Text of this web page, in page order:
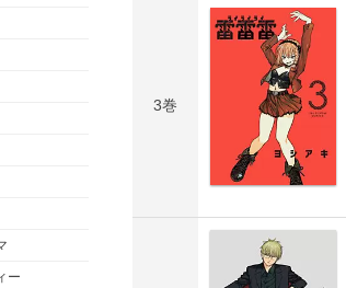
ー
3巻